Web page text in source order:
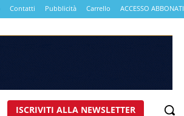
Contatti Pubblicità Carrello ACCESSO ABBONATI
ISCRIVITI ALLA NEWSLETTER